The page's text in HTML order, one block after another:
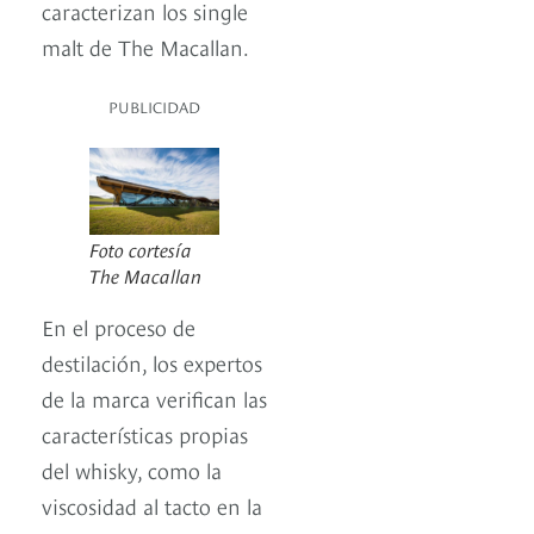
caracterizan los single
malt de The Macallan.
PUBLICIDAD
Foto cortesía
The Macallan
En el proceso de
destilación, los expertos
de la marca verifican las
características propias
del whisky, como la
viscosidad al tacto en la